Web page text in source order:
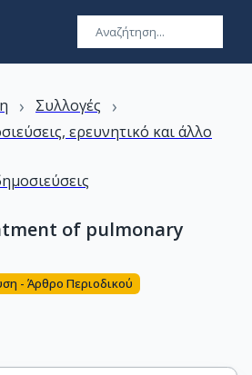
› Συλλογές ›
ερευνητικό και άλλο
of pulmonary
- Άρθρο Περιοδικού